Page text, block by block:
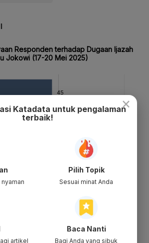
×
Katadata untuk pengalaman
terbaik!
Pilih Topik
Sesuai minat Anda
artikel
Baca Nanti
Bagi Anda yang sibuk